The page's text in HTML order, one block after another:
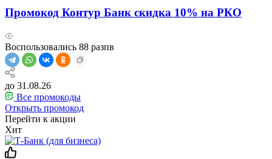
Промокод Контур Банк скидка 10% на РКО
Воспользовались 88 разпв
до 31.08.26
Все промокоды
Открыть промокод
Перейти к акции
Хит